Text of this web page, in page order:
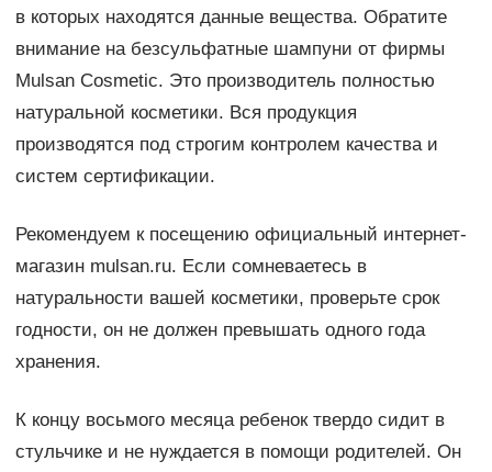
в которых находятся данные вещества. Обратите
внимание на безсульфатные шампуни от фирмы
Mulsan Сosmetic. Это производитель полностью
натуральной косметики. Вся продукция
производятся под строгим контролем качества и
систем сертификации.
Рекомендуем к посещению официальный интернет-
магазин mulsan.ru. Если сомневаетесь в
натуральности вашей косметики, проверьте срок
годности, он не должен превышать одного года
хранения.
К концу восьмого месяца ребенок твердо сидит в
стульчике и не нуждается в помощи родителей. Он